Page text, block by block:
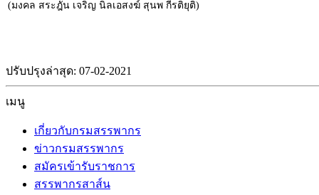
(มงคล สระฎัน เจริญ นิลเอสงฆ์ สุนพ กีรติยุติ)
ปรับปรุงล่าสุด: 07-02-2021
เมนู
เกี่ยวกับกรมสรรพากร
ข่าวกรมสรรพากร
สมัครเข้ารับราชการ
สรรพากรสาส์น